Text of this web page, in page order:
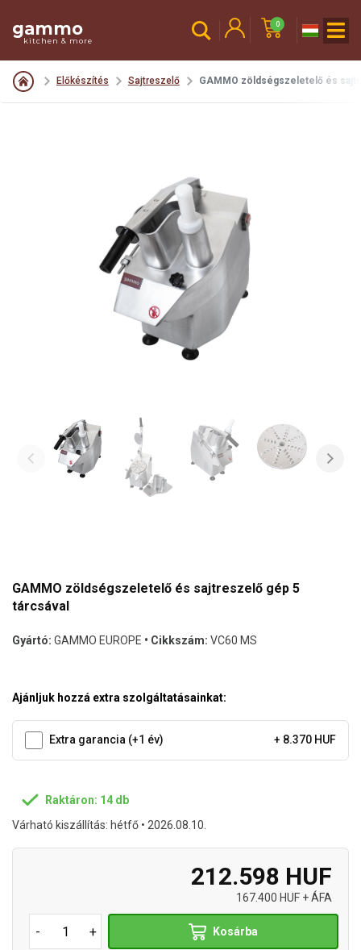
gammo
kitchen & more
0
Előkészítés Sajtreszelő GAMMO zöldségszeletelő és
GAMMO zöldségszeletelő és sajtreszelő gép 5
tárcsával
Gyártó: GAMMO EUROPE • Cikkszám: VC60 MS
Ajánljuk hozzá extra szolgáltatásainkat:
Extra garancia (+1 év) + 8.370 HUF
Raktáron: 14 db
Várható kiszállítás: hétfő • 2026.08.10.
212.598 HUF
167.400 HUF + ÁFA
- + Kosárba